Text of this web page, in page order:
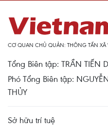
CƠ QUAN CHỦ QUẢN: THÔNG TẤN XÃ
Tổng Biên tập: TRẦN TIẾN
Phó Tổng Biên tập:
THỦY
Sở hữu trí tuệ